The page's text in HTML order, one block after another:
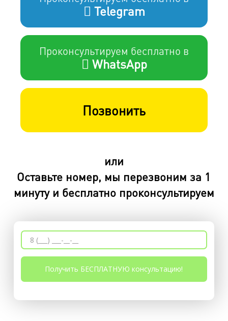
Telegram
Проконсультируем бесплатно в
WhatsApp
Позвонить
или
Оставьте номер, мы перезвоним за 1
минуту и бесплатно проконсультируем